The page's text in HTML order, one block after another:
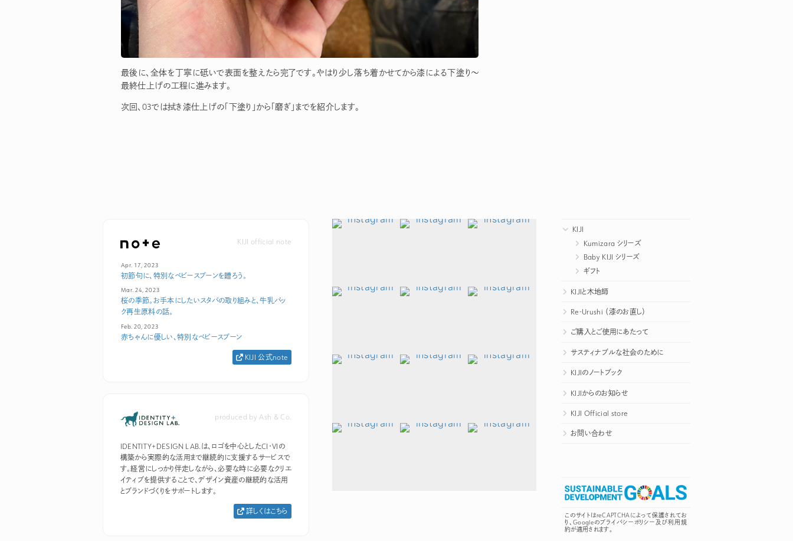
最後に、全体を丁寧に砥いで表面を整えたら完了です。やはり少し落ち着かせてから漆による下塗り〜
最終仕上げの工程に進みます。
次回、03では拭き漆仕上げの「下塗り」から「磨ぎ」までを紹介します。
KIJI official note
Apr. 17, 2023
初節句に、特別なベビースプーンを贈ろう。
Mar. 24, 2023
桜の季節。お手本にしたいスタバの取り組みと、牛乳パッ
ク再生原料の話。
Feb. 20, 2023
赤ちゃんに優しい、特別なベビースプーン
KIJI 公式note
produced by Ash & Co.
IDENTITY+DESIGN LAB.は、ロゴを中心としたCI・VIの
構築から実際的な活用まで継続的に支援するサービスで
す。経営にしっかり伴走しながら、必要な時に必要なクリエ
イティブを提供することで、デザイン資産の継続的な活用
とブランドづくりをサポートします。
詳しくはこちら
KIJI
Kumizara シリーズ
Baby KIJI シリーズ
ギフト
KIJIと木地師
Re-Urushi （漆のお直し）
ご購入とご使用にあたって
サスティナブルな社会のために
KIJIのノートブック
KIJIからのお知らせ
KIJI Official store
お問い合わせ
このサイトはreCAPTCHAによって保護されてお
り、Googleのプライバシーポリシー及び利用規
約が適用されます。